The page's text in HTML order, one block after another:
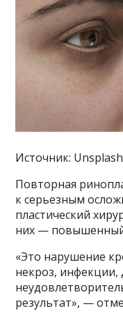
Источник:
Повторная
к серьезным
пластический
них —
«Это нарушение
некроз, инфекции,
результат», —